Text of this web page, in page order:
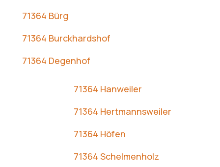
71364 Bürg
71364 Burckhardshof
71364 Degenhof
71364 Hanweiler
71364 Hertmannsweiler
71364 Höfen
71364 Schelmenholz